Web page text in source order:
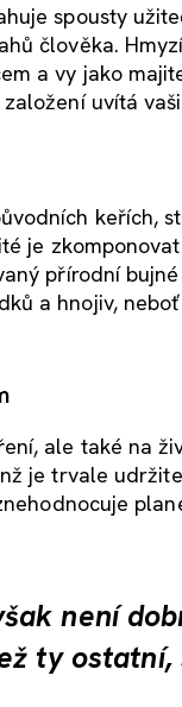
spousty
člověka.
a vy jako
uvítá
keřích,
je
přírodní
a hnojiv,
ale také na
je trvale
není
ty